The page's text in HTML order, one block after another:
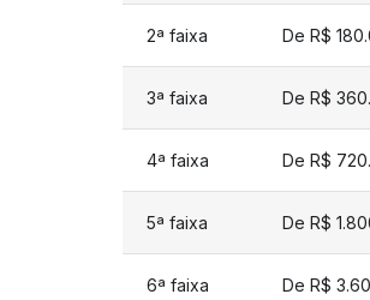
2ª faixa De R$
3ª faixa De R$
4ª faixa De R$
5ª faixa De R$
6ª faixa De R$